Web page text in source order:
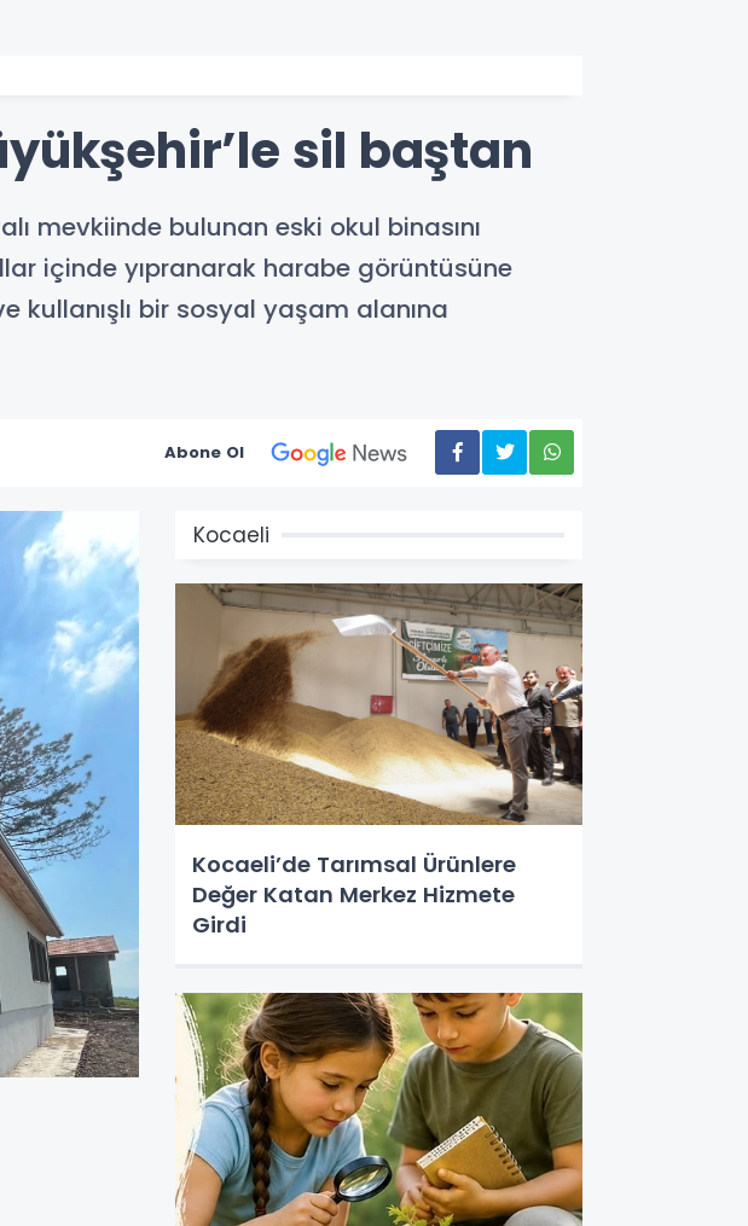
sil baştan
mevkiinde bulunan eski okul binasını
içinde yıpranarak harabe görüntüsüne
kullanışlı bir sosyal yaşam alanına
Abone Ol
Kocaeli
Kocaeli’de Tarımsal Ürünlere
Değer Katan Merkez Hizmete
Girdi